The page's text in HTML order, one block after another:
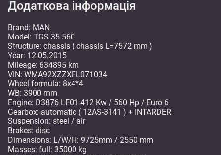
Додаткова інформація
Brand: MAN
Model: TGS 35.560
Structure: chassis ( chassis L=7572 mm )
Year: 12.05.2015
Mileage: 634895 km
VIN: WMA92XZZXFL071034
Wheel formula: 8x4*4
WB: 3900 mm
Engine: D3876 LF01 412 Kw / 560 Hp / Euro 6
Gearbox: automatic ( 12AS-3141 ) + INTARDER
Suspension: steel / air
Brakes: disc
Dimensions: L/W/H: 9725mm / 2550 mm
Masses: full: 35000 kg